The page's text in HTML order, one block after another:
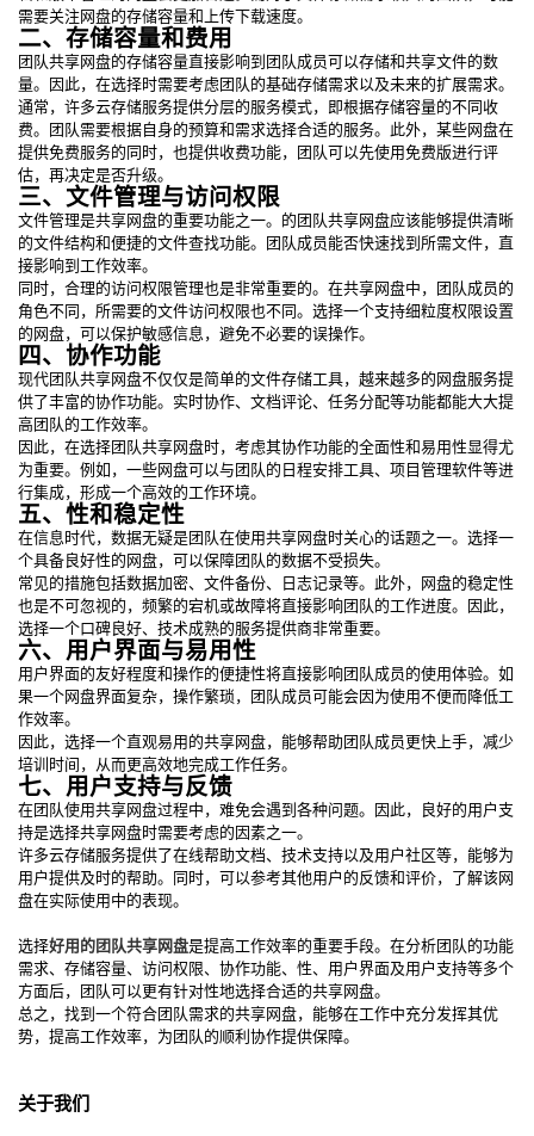
需要关注网盘的存储容量和上传下载速度。
二、存储容量和费用
团队共享网盘的存储容量直接影响到团队成员可以存储和共享文件的数
量。因此，在选择时需要考虑团队的基础存储需求以及未来的扩展需求。
通常，许多云存储服务提供分层的服务模式，即根据存储容量的不同收
费。团队需要根据自身的预算和需求选择合适的服务。此外，某些网盘在
提供免费服务的同时，也提供收费功能，团队可以先使用免费版进行评
估，再决定是否升级。
三、文件管理与访问权限
文件管理是共享网盘的重要功能之一。的团队共享网盘应该能够提供清晰
的文件结构和便捷的文件查找功能。团队成员能否快速找到所需文件，直
接影响到工作效率。
同时，合理的访问权限管理也是非常重要的。在共享网盘中，团队成员的
角色不同，所需要的文件访问权限也不同。选择一个支持细粒度权限设置
的网盘，可以保护敏感信息，避免不必要的误操作。
四、协作功能
现代团队共享网盘不仅仅是简单的文件存储工具，越来越多的网盘服务提
供了丰富的协作功能。实时协作、文档评论、任务分配等功能都能大大提
高团队的工作效率。
因此，在选择团队共享网盘时，考虑其协作功能的全面性和易用性显得尤
为重要。例如，一些网盘可以与团队的日程安排工具、项目管理软件等进
行集成，形成一个高效的工作环境。
五、性和稳定性
在信息时代，数据无疑是团队在使用共享网盘时关心的话题之一。选择一
个具备良好性的网盘，可以保障团队的数据不受损失。
常见的措施包括数据加密、文件备份、日志记录等。此外，网盘的稳定性
也是不可忽视的，频繁的宕机或故障将直接影响团队的工作进度。因此，
选择一个口碑良好、技术成熟的服务提供商非常重要。
六、用户界面与易用性
用户界面的友好程度和操作的便捷性将直接影响团队成员的使用体验。如
果一个网盘界面复杂，操作繁琐，团队成员可能会因为使用不便而降低工
作效率。
因此，选择一个直观易用的共享网盘，能够帮助团队成员更快上手，减少
培训时间，从而更高效地完成工作任务。
七、用户支持与反馈
在团队使用共享网盘过程中，难免会遇到各种问题。因此，良好的用户支
持是选择共享网盘时需要考虑的因素之一。
许多云存储服务提供了在线帮助文档、技术支持以及用户社区等，能够为
用户提供及时的帮助。同时，可以参考其他用户的反馈和评价，了解该网
盘在实际使用中的表现。
选择好用的团队共享网盘是提高工作效率的重要手段。在分析团队的功能
需求、存储容量、访问权限、协作功能、性、用户界面及用户支持等多个
方面后，团队可以更有针对性地选择合适的共享网盘。
总之，找到一个符合团队需求的共享网盘，能够在工作中充分发挥其优
势，提高工作效率，为团队的顺利协作提供保障。
关于我们